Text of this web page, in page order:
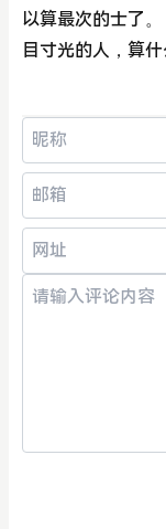
以算最次的士了
目寸光的人，算